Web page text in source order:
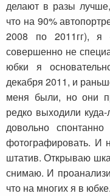
делают в разы
что на 90%
2008 по 2011гг),
совершенно не
юбки я
декабря 2011, и
меня были, но они
редко выходили
довольно
фотографировать. И
штатив. Открываю
снимаю. И
что на многих я в